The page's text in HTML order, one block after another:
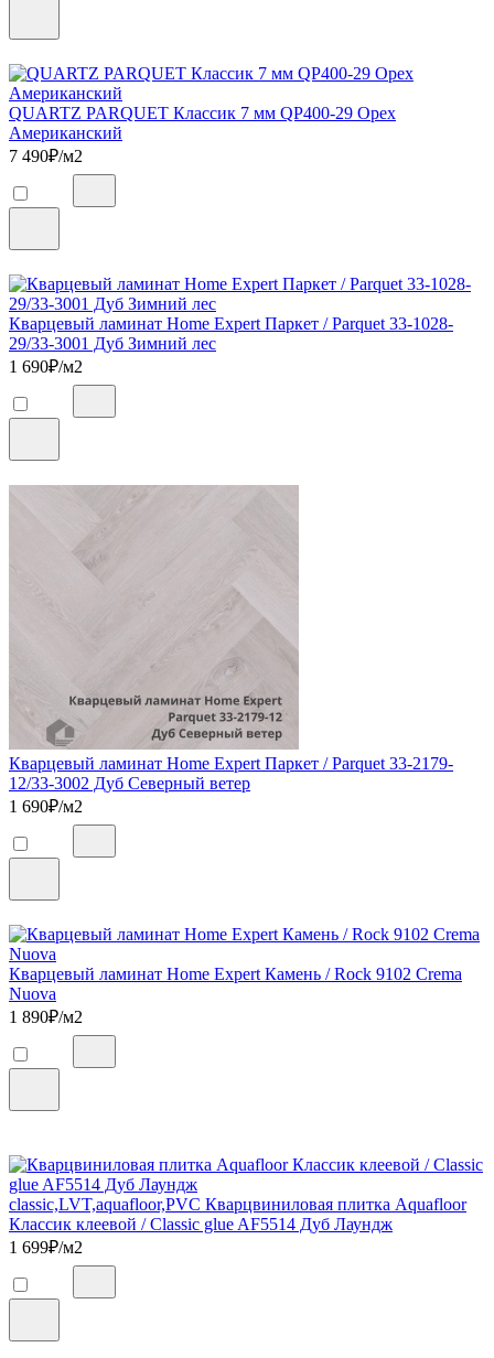
QUARTZ PARQUET Классик 7 мм QP400-29 Орех
Американский
7 490₽/м2
Кварцевый ламинат Home Expert Паркет / Parquet 33-1028-
29/33-3001 Дуб Зимний лес
1 690₽/м2
Кварцевый ламинат Home Expert Паркет / Parquet 33-2179-
12/33-3002 Дуб Северный ветер
1 690₽/м2
Кварцевый ламинат Home Expert Камень / Rock 9102 Crema
Nuova
1 890₽/м2
classic,LVT,aquafloor,PVC Кварцвиниловая плитка Aquafloor
Классик клеевой / Classic glue AF5514 Дуб Лаундж
1 699₽/м2